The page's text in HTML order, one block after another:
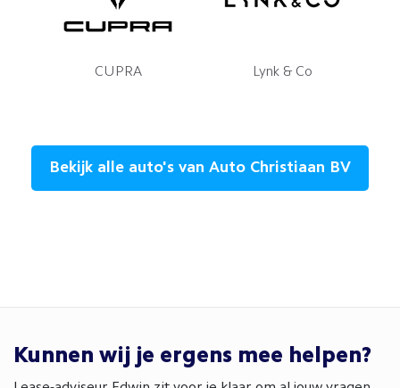
CUPRA Lynk & Co
Bekijk alle auto's van Auto Christiaan BV
Kunnen wij je ergens mee helpen?